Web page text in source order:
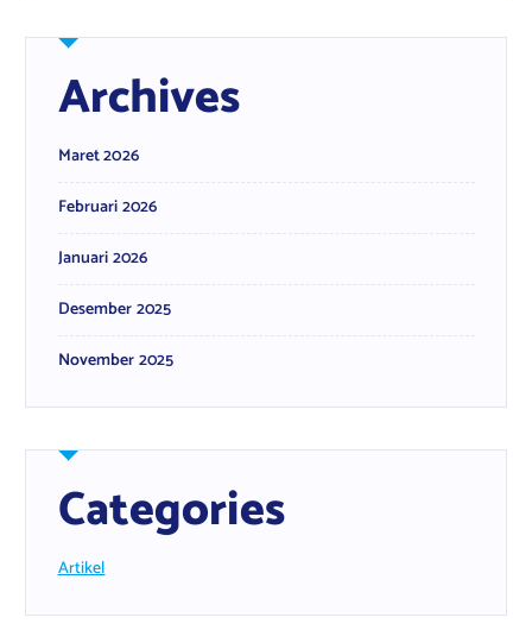
Archives
Maret 2026
Februari 2026
Januari 2026
Desember 2025
November 2025
Categories
Artikel